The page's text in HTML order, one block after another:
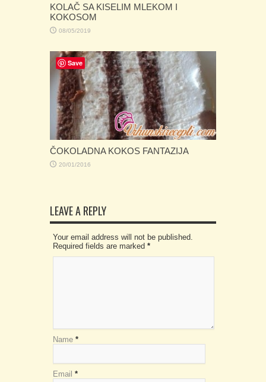
KOLAČ SA KISELIM MLEKOM I
KOKOSOM
08/05/2019
ČOKOLADNA KOKOS FANTAZIJA
20/01/2016
LEAVE A REPLY
Your email address will not be published.
Required fields are marked *
Name *
Email *
Save